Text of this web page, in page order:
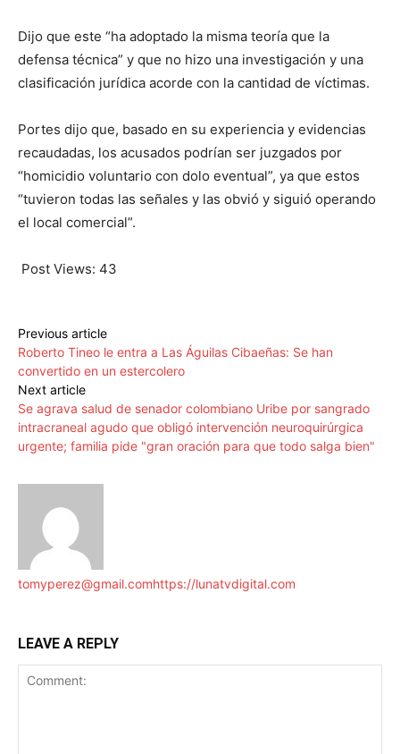
Dijo que este “ha adoptado la misma teoría que la
defensa técnica” y que no hizo una investigación y una
clasificación jurídica acorde con la cantidad de víctimas.
Portes dijo que, basado en su experiencia y evidencias
recaudadas, los acusados podrían ser juzgados por
“homicidio voluntario con dolo eventual”, ya que estos
“tuvieron todas las señales y las obvió y siguió operando
el local comercial”.
Post Views: 43
Previous article
Roberto Tineo le entra a Las Águilas Cibaeñas: Se han
convertido en un estercolero
Next article
Se agrava salud de senador colombiano Uribe por sangrado
intracraneal agudo que obligó intervención neuroquirúrgica
urgente; familia pide "gran oración para que todo salga bien"
tomyperez@gmail.comhttps://lunatvdigital.com
LEAVE A REPLY